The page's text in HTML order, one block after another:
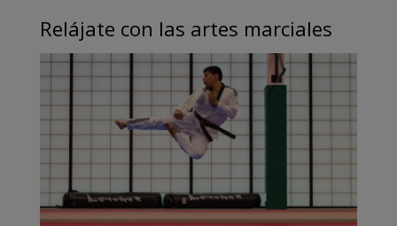
Relájate con las artes marciales